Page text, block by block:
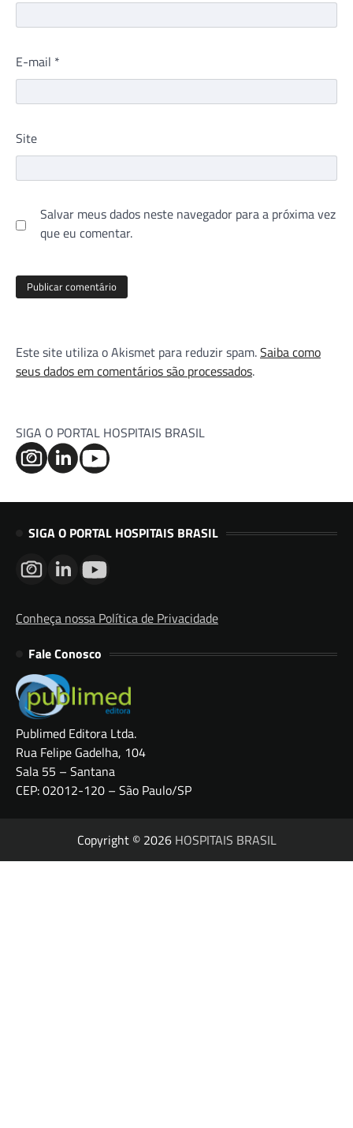
E-mail *
Site
Salvar meus dados neste navegador para a próxima vez
que eu comentar.
Este site utiliza o Akismet para reduzir spam.Saiba como
seus dados em comentários são processados.
SIGA O PORTAL HOSPITAIS BRASIL
SIGA O PORTAL HOSPITAIS BRASIL
Conheça nossa Política de Privacidade
Fale Conosco
Publimed Editora Ltda.
Rua Felipe Gadelha, 104
Sala 55 – Santana
CEP: 02012-120 – São Paulo/SP
Copyright © 2026 HOSPITAIS BRASIL